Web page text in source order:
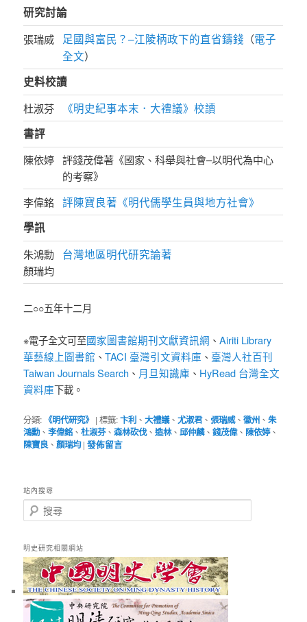
研究討論
張瑞威 足國與富民？–江陵柄政下的直省鑄錢 （電子
全文）
史料校讀
杜淑芬
《明史紀事本末．大禮議》校讀
書評
陳依婷 評錢茂偉著《國家、科舉與社會–以明代為中心
的考察》
李偉銘
評陳寶良著《明代儒學生員與地方社會》
學訊
朱鴻勳
顏瑞均
台灣地區明代研究論著
二○○五年十二月
※電子全文可至國家圖書館期刊文獻資訊網 、Airiti Library
華藝線上圖書館 、TACI 臺灣引文資料庫 、 臺灣人社百刊
Taiwan Journals Search 、 月旦知識庫 、 HyRead 台灣全文
資料庫下載。
分類: 《明代研究》 |標籤:卞利 、大禮議、尤淑君、張瑞威、徽州 、朱
鴻勳 、李偉銘 、杜淑芬、森林砍伐、造林、邱仲麟、錢茂偉、 陳依婷、
陳寶良 、顏瑞均 |發佈留言
站內搜尋
搜
尋
明史研究相關網站